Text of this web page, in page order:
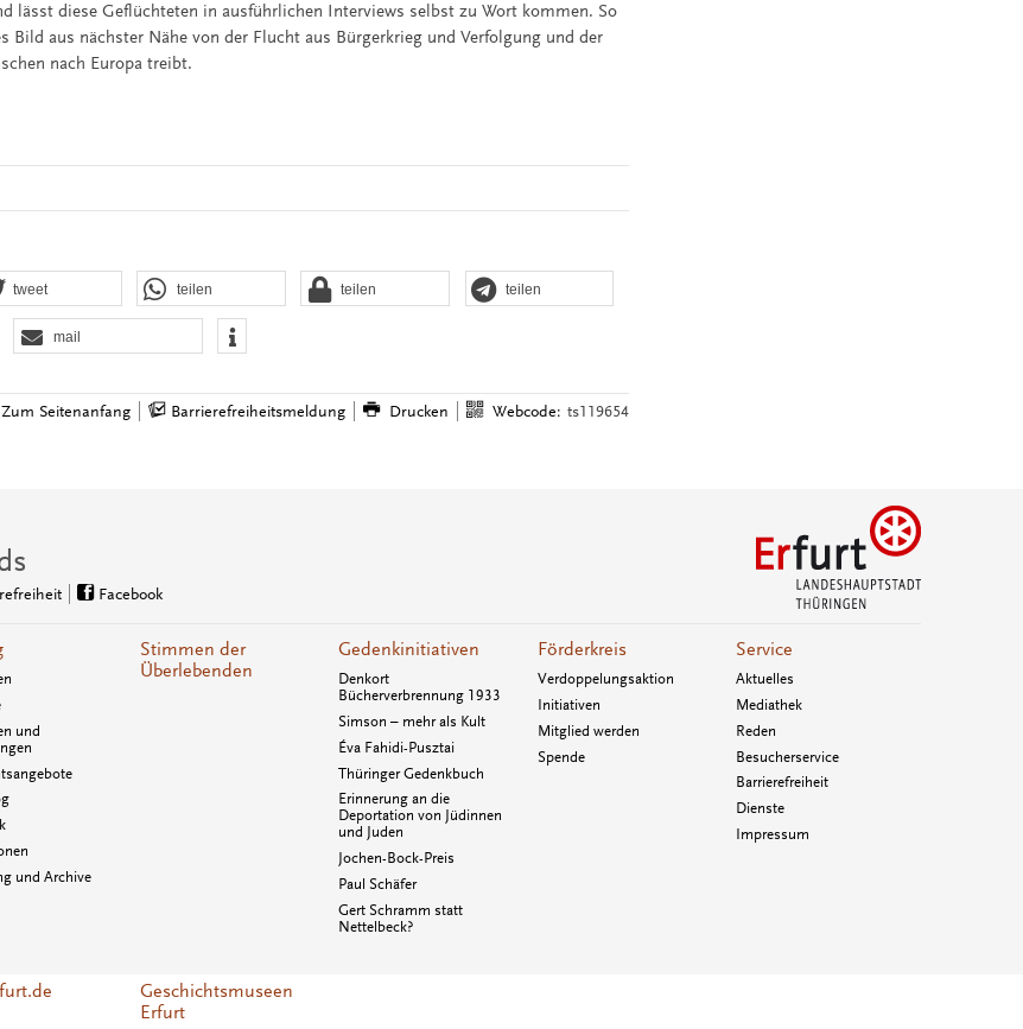
lässt diese Geflüchteten in ausführlichen Interviews selbst zu Wort kommen. So
Bild aus nächster Nähe von der Flucht aus Bürgerkrieg und Verfolgung und der
nach Europa treibt.
tweet teilen teilen teilen
mail
Zum Seitenanfang Barrierefreiheitsmeldung Drucken Webcode: ts119654
Facebook
und
und Archive
Stimmen der
Überlebenden
Gedenkinitiativen
Denkort
Bücherverbrennung 1933
Simson – mehr als Kult
Éva Fahidi-Pusztai
Thüringer Gedenkbuch
Erinnerung an die
Deportation von Jüdinnen
und Juden
Jochen-Bock-Preis
Paul Schäfer
Gert Schramm statt
Nettelbeck?
Förderkreis
Verdoppelungsaktion
Initiativen
Mitglied werden
Spende
Service
Aktuelles
Mediathek
Reden
Besucherservice
Barrierefreiheit
Dienste
Impressum
Geschichtsmuseen
Erfurt